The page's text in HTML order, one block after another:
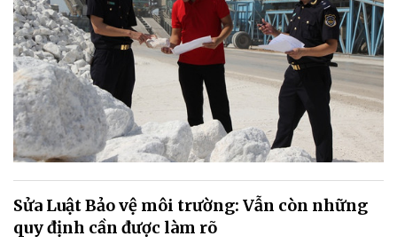
Sửa Luật Bảo vệ môi trường: Vẫn còn những
quy định cần được làm rõ